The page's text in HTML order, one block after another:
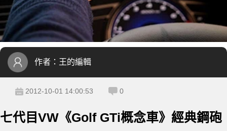
作者： 王的編輯
2012-10-01 14:00:53 0
七代目VW《Golf GTi概念車》經典鋼砲